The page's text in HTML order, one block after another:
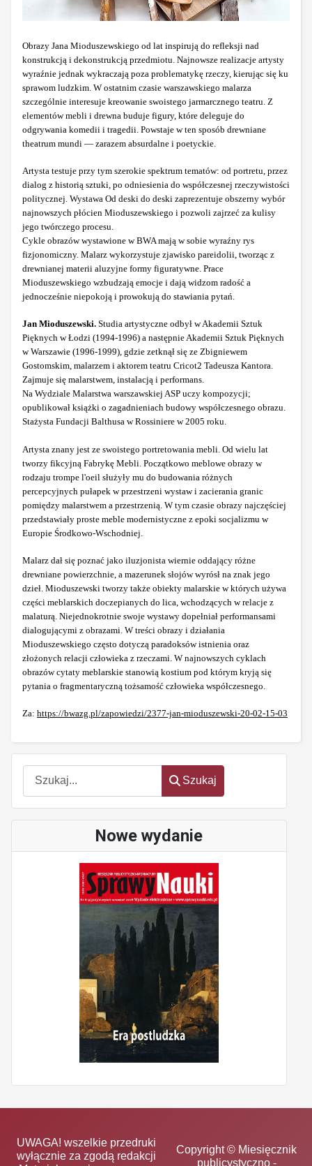
Szukaj
Szukaj
Nowe wydanie
Obrazy Jana Mioduszewskiego od lat inspirują do refleksji nad
konstrukcją i dekonstrukcją przedmiotu. Najnowsze realizacje artysty
wyraźnie jednak wykraczają poza problematykę rzeczy, kierując się ku
sprawom ludzkim. W ostatnim czasie warszawskiego malarza
szczególnie interesuje kreowanie swoistego jarmarcznego teatru. Z
elementów mebli i drewna buduje figury, które deleguje do
odgrywania komedii i tragedii. Powstaje w ten sposób drewniane
theatrum mundi — zarazem absurdalne i poetyckie.
Artysta testuje przy tym szerokie spektrum tematów: od portretu, przez
dialog z historią sztuki, po odniesienia do współczesnej rzeczywistości
politycznej. Wystawa Od deski do deski zaprezentuje obszerny wybór
najnowszych płócien Mioduszewskiego i pozwoli zajrzeć za kulisy
jego twórczego procesu.
Cykle obrazów wystawione w BWA mają w sobie wyraźny rys
fizjonomiczny. Malarz wykorzystuje zjawisko pareidolii, tworząc z
drewnianej materii aluzyjne formy figuratywne. Prace
Mioduszewskiego wzbudzają emocje i dają widzom radość a
jednocześnie niepokoją i prowokują do stawiania pytań.
Jan Mioduszewski. Studia artystyczne odbył w Akademii Sztuk
Pięknych w Łodzi (1994-1996) a następnie Akademii Sztuk Pięknych
w Warszawie (1996-1999), gdzie zetknął się ze Zbigniewem
Gostomskim, malarzem i aktorem teatru Cricot2 Tadeusza Kantora.
Zajmuje się malarstwem, instalacją i performans.
Na Wydziale Malarstwa warszawskiej ASP uczy kompozycji;
opublikował książki o zagadnieniach budowy współczesnego obrazu.
Stażysta Fundacji Balthusa w Rossiniere w 2005 roku.
Artysta znany jest ze swoistego portretowania mebli. Od wielu lat
tworzy fikcyjną Fabrykę Mebli. Początkowo meblowe obrazy w
rodzaju trompe l'oeil służyły mu do budowania różnych
percepcyjnych pułapek w przestrzeni wystaw i zacierania granic
pomiędzy malarstwem a przestrzenią. W tym czasie obrazy najczęściej
przedstawiały proste meble modernistyczne z epoki socjalizmu w
Europie Środkowo-Wschodniej.
Malarz dał się poznać jako iluzjonista wiernie oddający różne
drewniane powierzchnie, a mazerunek słojów wyrósł na znak jego
dzieł. Mioduszewski tworzy także obiekty malarskie w których używa
części meblarskich doczepianych do lica, wchodzących w relacje z
malaturą. Niejednokrotnie swoje wystawy dopełniał performansami
dialogującymi z obrazami. W treści obrazy i działania
Mioduszewskiego często dotyczą paradoksów istnienia oraz
złożonych relacji człowieka z rzeczami. W najnowszych cyklach
obrazów cytaty meblarskie stanowią kostium pod którym kryją się
pytania o fragmentaryczną tożsamość człowieka współczesnego.
Za: https://bwazg.pl/zapowiedzi/2377-jan-mioduszewski-20-02-15-03
UWAGA! wszelkie przedruki
wyłącznie za zgodą redakcji
Copyright © Miesięcznik
publicystyczno -